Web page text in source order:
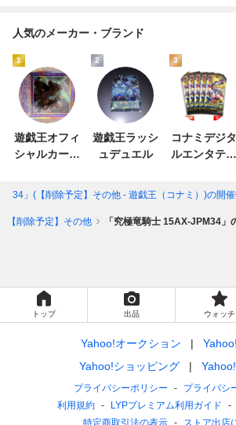
人気のメーカー・ブランド
1
遊戯王オフィ
シャルカード
ズ
2
遊戯王ラッシ
ュデュエル
3
コナミデジタ
ルエンタテイ
」(【削除予定】その他 - 遊戯王（コナミ）)の開
【削除予定】その他 「究極竜騎士 15AX-JPM34」
トップ 出品 ウォッチ
Yahoo!オークション
Yahoo!ショッピング
プライバシーポリシー
プライバシ
利用規約
LYPプレミアム利用ガイド
特定商取引法の表示
ストア出店